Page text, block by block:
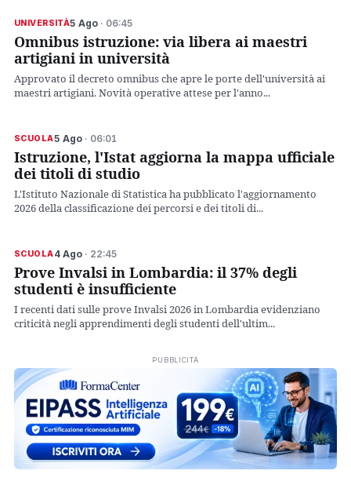
UNIVERSITÀ5 Ago · 06:45
Omnibus istruzione: via libera ai maestri
artigiani in università
Approvato il decreto omnibus che apre le porte dell'università ai
maestri artigiani. Novità operative attese per l'anno...
SCUOLA5 Ago· 06:01
Istruzione, l'Istat aggiorna la mappa ufficiale
dei titoli di studio
L'Istituto Nazionale di Statistica ha pubblicato l'aggiornamento
2026 della classificazione dei percorsi e dei titoli di...
SCUOLA4 Ago· 22:45
Prove Invalsi in Lombardia: il 37% degli
studenti è insufficiente
I recenti dati sulle prove Invalsi 2026 in Lombardia evidenziano
criticità negli apprendimenti degli studenti dell'ultim...
PUBBLICITÀ